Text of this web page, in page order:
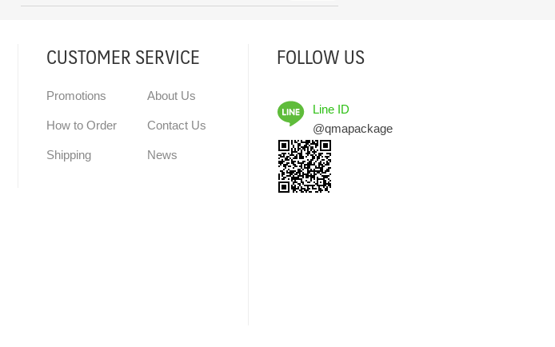
CUSTOMER SERVICE
Promotions
How to Order
Shipping
About Us
Contact Us
News
FOLLOW US
Line ID
@qmapackage